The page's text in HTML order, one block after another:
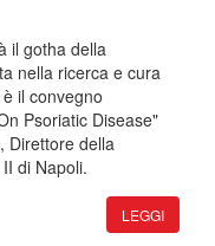
il gotha della
nella ricerca e cura
il convegno
Psoriatic Disease"
Direttore della
di Napoli.
LEGGI